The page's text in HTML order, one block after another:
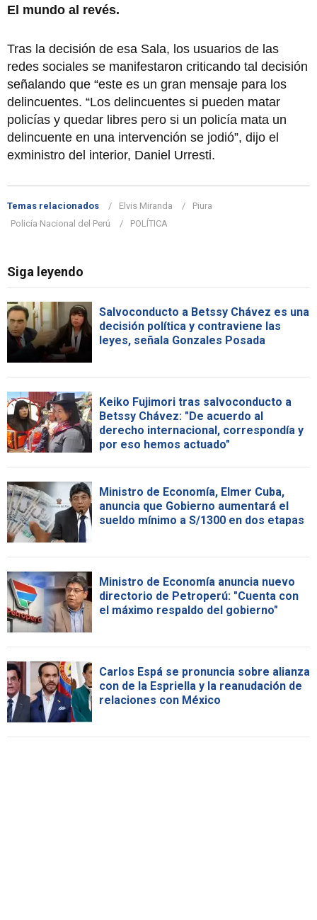
El mundo al revés.
Tras la decisión de esa Sala, los usuarios de las
redes sociales se manifestaron criticando tal decisión
señalando que “este es un gran mensaje para los
delincuentes. “Los delincuentes si pueden matar
policías y quedar libres pero si un policía mata un
delincuente en una intervención se jodió”, dijo el
exministro del interior, Daniel Urresti.
Temas relacionados Elvis Miranda
Piura
Policía Nacional del Perú
POLÍTICA
Siga leyendo
Salvoconducto a Betssy Chávez es una
decisión política y contraviene las
leyes, señala Gonzales Posada
Keiko Fujimori tras salvoconducto a
Betssy Chávez: "De acuerdo al
derecho internacional, correspondía y
por eso hemos actuado"
Ministro de Economía, Elmer Cuba,
anuncia que Gobierno aumentará el
sueldo mínimo a S/1300 en dos etapas
Ministro de Economía anuncia nuevo
directorio de Petroperú: "Cuenta con
el máximo respaldo del gobierno"
Carlos Espá se pronuncia sobre alianza
con de la Espriella y la reanudación de
relaciones con México